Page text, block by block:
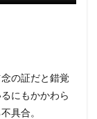
の証だと錯覚
にもかかわら
具合。